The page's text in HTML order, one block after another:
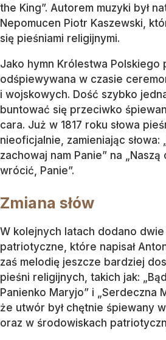
the King”. Autorem muzyki był
Nepomucen Piotr Kaszewski,
się pieśniami religijnymi.
Jako hymn Królestwa Polskiego
odśpiewywana w czasie
i wojskowych. Dość szybko
buntować się przeciwko
cara. Już w 1817 roku słowa
nieoficjalnie, zamieniając słowa:
zachowaj nam Panie” na
wrócić, Panie”.
Zmiana słów
W kolejnych latach dodano
patriotyczne, które napisał
zaś melodię jeszcze bardziej
pieśni religijnych, takich jak:
Panienko Maryjo” i „Serdeczna
że utwór był chętnie śpiewany
oraz w środowiskach